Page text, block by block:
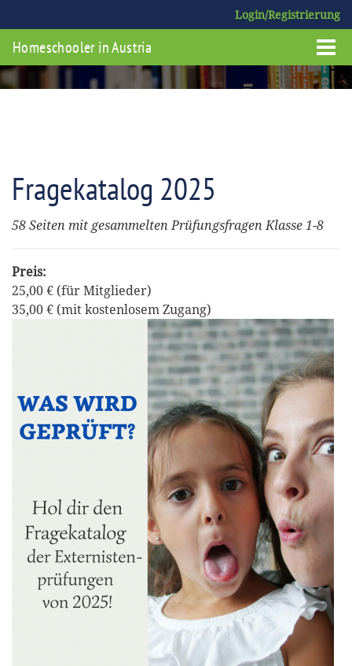
Login/Registrierung
Homeschooler in Austria
Fragekatalog 2025
58 Seiten mit gesammelten Prüfungsfragen Klasse 1-8
Preis:
25,00 € (für Mitglieder)
35,00 € (mit kostenlosem Zugang)